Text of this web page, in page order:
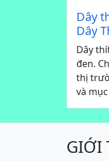
Dây
Dây
Dây
đen.
thị
và
GIỚI